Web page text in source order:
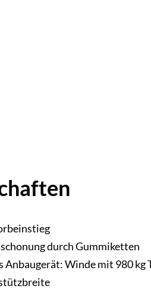
durch Gummiketten
Anbaugerät: Winde mit 980 kg